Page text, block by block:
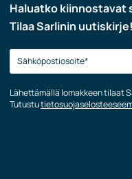
Haluatko kiinnostavat
Tilaa Sarlinin uutiskirje!
Lähettämällä lomakkeen tilaat
Tutustu